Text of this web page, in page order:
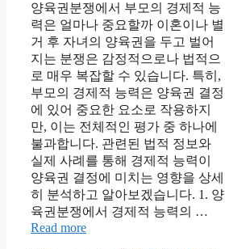
양육권분쟁에서 부모의 경제적 능
력은 얼마나 중요할까 이혼이나 별
거 후 자녀의 양육권을 두고 벌어
지는 분쟁은 감정적으로나 법적으
로 매우 복잡할 수 있습니다. 특히,
부모의 경제적 능력은 양육권 결정
에 있어 중요한 요소로 작용하지
만, 이는 전체적인 평가 중 하나에
불과합니다. 관련된 법적 정보와
실제 사례를 통해 경제적 능력이
양육권 결정에 미치는 영향을 상세
히 분석하고 알아보겠습니다. 1. 양
육권분쟁에서 경제적 능력의 …
Read more